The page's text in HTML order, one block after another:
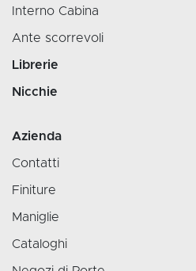
Interno Cabina
Ante scorrevoli
Librerie
Nicchie
Azienda
Contatti
Finiture
Maniglie
Cataloghi